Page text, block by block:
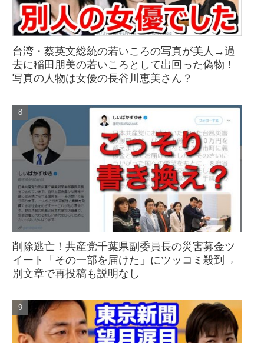
台湾・蔡英文総統の若いころの写真が美人→過
去に稲田朋美の若いころとして出回った偽物！
写真の人物は女優の長谷川恵美さん？
削除逃亡！共産党千葉県副委員長の災害募金ツ
イート「その一部を届けた」にツッコミ殺到→
別文章で再投稿も説明なし